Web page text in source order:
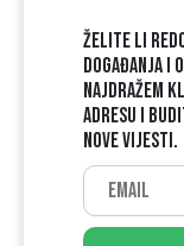
ŽELITE LI
DOGAĐANJA I
NAJDRAŽEM
ADRESU I
NOVE VIJESTI.